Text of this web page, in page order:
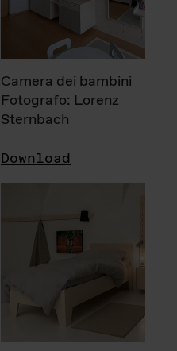
Camera dei bambini
Fotografo: Lorenz
Sternbach
Download